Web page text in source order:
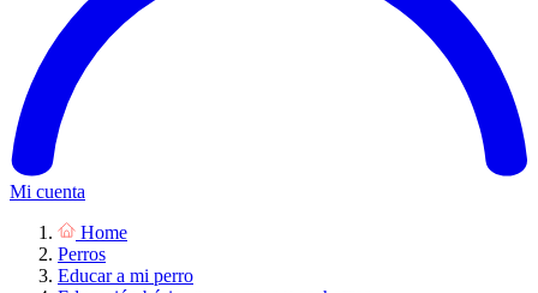
Mi cuenta
Home
Perros
Educar a mi perro